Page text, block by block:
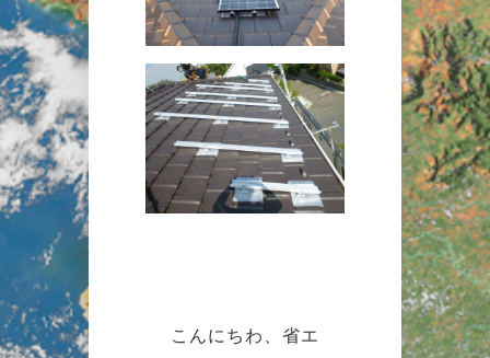
こんにちわ、省エ